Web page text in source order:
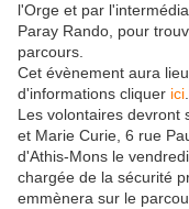
l'Orge et par
Paray Rando, pour
parcours.
Cet évènement aura
d'informations cliquer ici
Les volontaires devront
et Marie Curie, 6 rue
d'Athis-Mons le
chargée de la sécurité
emmènera sur le